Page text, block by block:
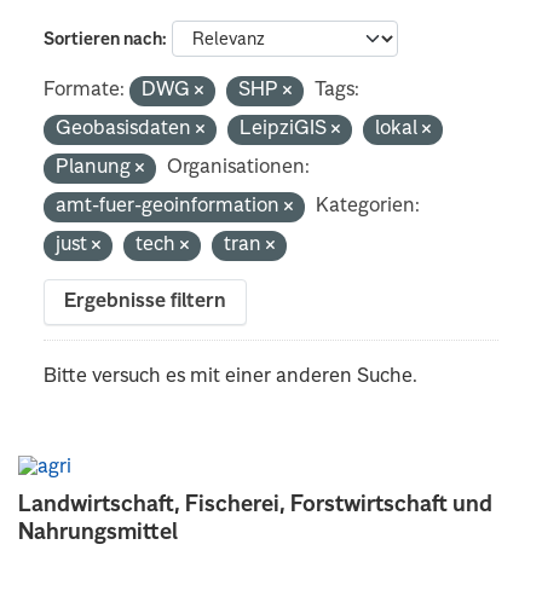
Landwirtschaft, Fischerei, Forstwirtschaft und
Nahrungsmittel
Sortieren nach
Formate: DWG SHP
Tags:
Geobasisdaten
LeipziGIS
lokal
Planung
Organisationen:
amt-fuer-geoinformation
Kategorien:
just
tech tran
Ergebnisse filtern
Bitte versuch es mit einer anderen Suche.